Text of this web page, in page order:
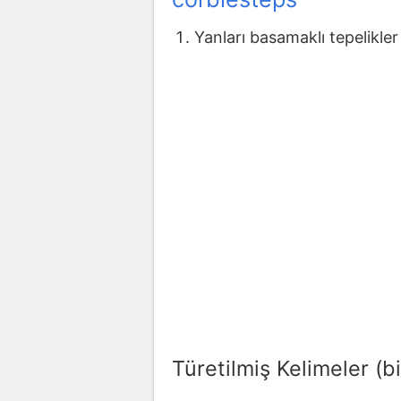
Yanları basamaklı tepelikler
Türetilmiş Kelimeler